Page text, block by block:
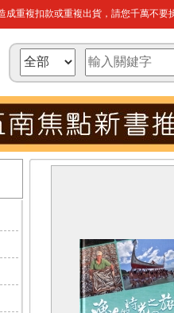
重複扣款或重複出貨，請您千萬不要